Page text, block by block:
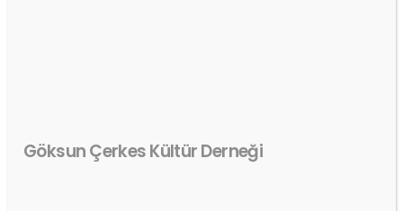
Göksun Çerkes Kültür Derneği